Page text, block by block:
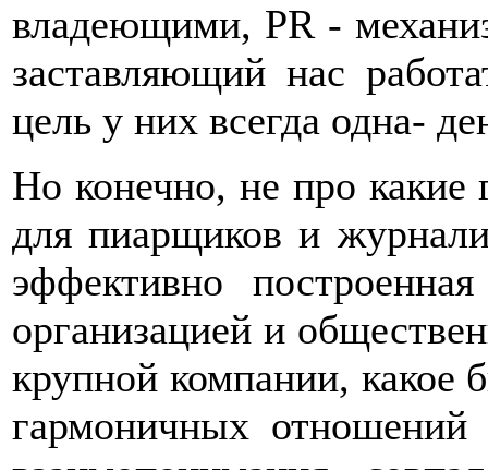
владеющими, PR -
заставляющий нас
цель у них всегда одна-
Но конечно, не про какие
для пиарщиков и
эффективно
организацией и
крупной компании, какое
гармоничных